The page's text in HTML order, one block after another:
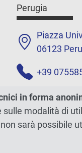
Perugia
Piazza
06123
+39
Contatti
in forma
modalità di
sarà possibile